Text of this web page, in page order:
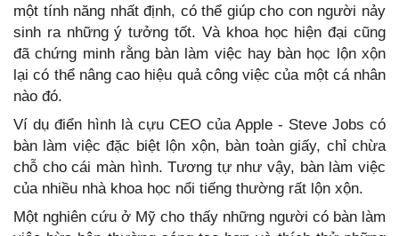
một tính năng nhất định, có thể giúp cho con người nảy
sinh ra những ý tưởng tốt. Và khoa học hiện đại cũng
đã chứng minh rằng bàn làm việc hay bàn học lộn xộn
lại có thể nâng cao hiệu quả công việc của một cá nhân
nào đó.
Ví dụ điển hình là cựu CEO của Apple - Steve Jobs có
bàn làm việc đặc biệt lộn xộn, bàn toàn giấy, chỉ chừa
chỗ cho cái màn hình. Tương tự như vậy, bàn làm việc
của nhiều nhà khoa học nổi tiếng thường rất lộn xộn.
Một nghiên cứu ở Mỹ cho thấy những người có bàn làm